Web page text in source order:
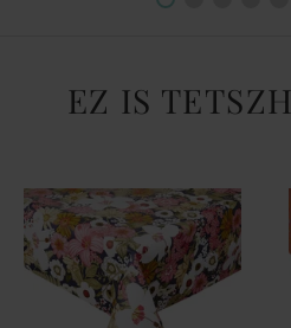
EZ IS